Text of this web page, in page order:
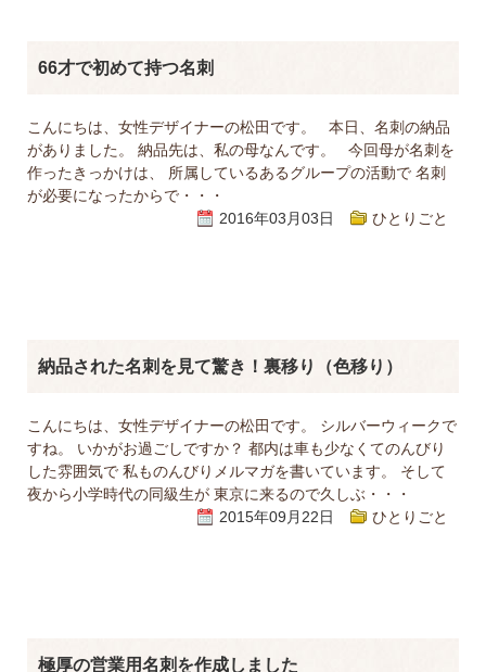
66才で初めて持つ名刺
こんにちは、女性デザイナーの松田です。 本日、名刺の納品
がありました。 納品先は、私の母なんです。 今回母が名刺を
作ったきっかけは、 所属しているあるグループの活動で 名刺
が必要になったからで・・・
2016年03月03日
ひとりごと
納品された名刺を見て驚き！裏移り（色移り）
こんにちは、女性デザイナーの松田です。 シルバーウィークで
すね。 いかがお過ごしですか？ 都内は車も少なくてのんびり
した雰囲気で 私ものんびりメルマガを書いています。 そして
夜から小学時代の同級生が 東京に来るので久しぶ・・・
2015年09月22日
ひとりごと
極厚の営業用名刺を作成しました